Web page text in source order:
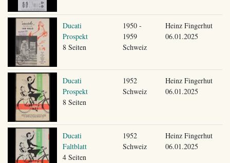
Ducati
Prospekt
8 Seiten
1950 -
1959
Schweiz
Heinz Fingerhut
06.01.2025
Ducati
Prospekt
8 Seiten
1952
Schweiz
Heinz Fingerhut
06.01.2025
Ducati
Faltblatt
4 Seiten
1952
Schweiz
Heinz Fingerhut
06.01.2025